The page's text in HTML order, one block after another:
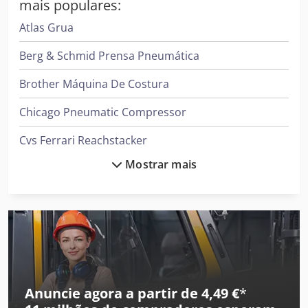
mais populares:
Atlas Grua
Berg & Schmid Prensa Pneumática
Brother Máquina De Costura
Chicago Pneumatic Compressor
Cvs Ferrari Reachstacker
Daikin Ar Condicionado
Ford Tipper
Gea Decantador
Gea Mixer
Mostrar mais
Anuncie agora a partir de 4,49 €*